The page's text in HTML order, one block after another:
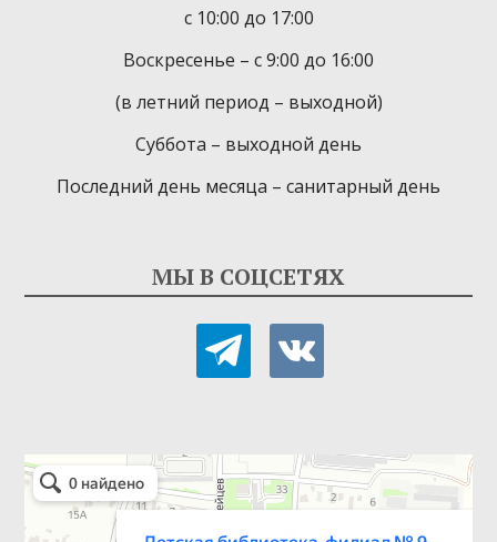
с 10:00 до 17:00
Воскресенье – с 9:00 до 16:00
(в летний период – выходной)
Суббота – выходной день
Последний день месяца – санитарный день
МЫ В СОЦСЕТЯХ
telegram vkontakte
Детская библиотека-филиал № 9
Библиотека в Севастополе